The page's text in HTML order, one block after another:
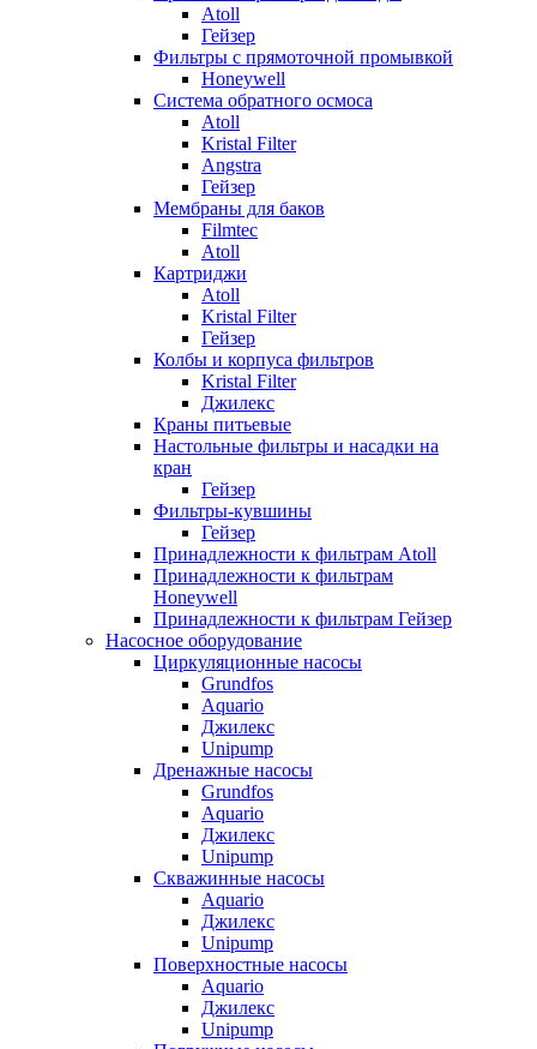
Atoll
Гейзер
Фильтры с прямоточной промывкой
Honeywell
Система обратного осмоса
Atoll
Kristal Filter
Angstra
Гейзер
Мембраны для баков
Filmtec
Atoll
Картриджи
Atoll
Kristal Filter
Гейзер
Колбы и корпуса фильтров
Kristal Filter
Джилекс
Краны питьевые
Настольные фильтры и насадки на
кран
Гейзер
Фильтры-кувшины
Гейзер
Принадлежности к фильтрам Atoll
Принадлежности к фильтрам
Honeywell
Принадлежности к фильтрам Гейзер
Насосное оборудование
Циркуляционные насосы
Grundfos
Aquario
Джилекс
Unipump
Дренажные насосы
Grundfos
Aquario
Джилекс
Unipump
Скважинные насосы
Aquario
Джилекс
Unipump
Поверхностные насосы
Aquario
Джилекс
Unipump